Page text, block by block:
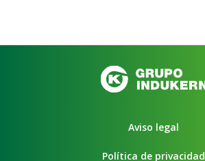
Aviso legal
Política de privacidad